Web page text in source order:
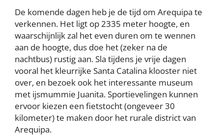
De komende dagen heb je de tijd om Arequipa te
verkennen. Het ligt op 2335 meter hoogte, en
waarschijnlijk zal het even duren om te wennen
aan de hoogte, dus doe het (zeker na de
nachtbus) rustig aan. Sla tijdens je vrije dagen
vooral het kleurrijke Santa Catalina klooster niet
over, en bezoek ook het interessante museum
met ijsmummie Juanita. Sportievelingen kunnen
ervoor kiezen een fietstocht (ongeveer 30
kilometer) te maken door het rurale district van
Arequipa.